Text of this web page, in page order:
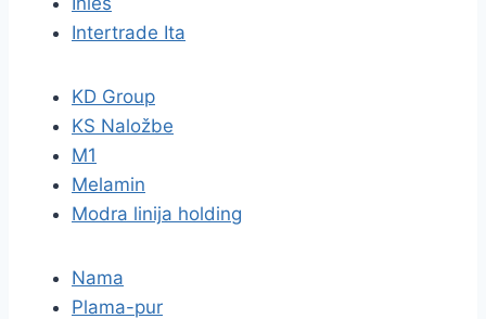
Intertrade Ita
KD Group
KS Naložbe
M1
Melamin
Modra linija holding
Nama
Plama-pur